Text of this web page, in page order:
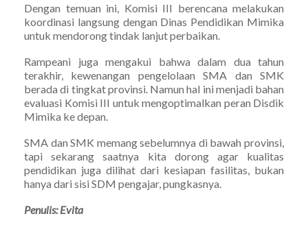
Dengan temuan ini, Komisi III berencana melakukan
koordinasi langsung dengan Dinas Pendidikan Mimika
untuk mendorong tindak lanjut perbaikan.
Rampeani juga mengakui bahwa dalam dua tahun
terakhir, kewenangan pengelolaan SMA dan SMK
berada di tingkat provinsi. Namun hal ini menjadi bahan
evaluasi Komisi III untuk mengoptimalkan peran Disdik
Mimika ke depan.
SMA dan SMK memang sebelumnya di bawah provinsi,
tapi sekarang saatnya kita dorong agar kualitas
pendidikan juga dilihat dari kesiapan fasilitas, bukan
hanya dari sisi SDM pengajar, pungkasnya.
Penulis: Evita